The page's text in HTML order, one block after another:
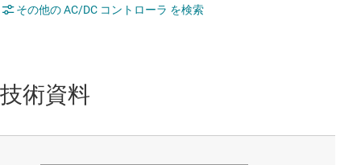
その他の AC/DC コントローラ を検索
技術資料